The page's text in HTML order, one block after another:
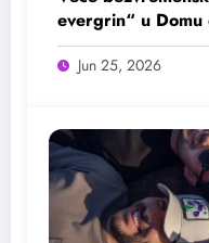
evergrin“ u
25. juna
Jun 25, 2026